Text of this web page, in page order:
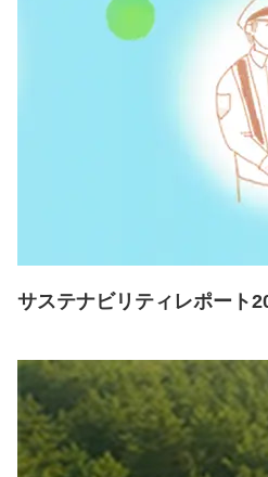
サステナビリティレポート